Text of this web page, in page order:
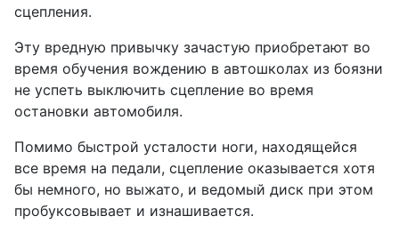
сцепления.
Эту вредную привычку зачастую приобретают во
время обучения вождению в автошколах из боязни
не успеть выключить сцепление во время
остановки автомобиля.
Помимо быстрой усталости ноги, находящейся
все время на педали, сцепление оказывается хотя
бы немного, но выжато, и ведомый диск при этом
пробуксовывает и изнашивается.